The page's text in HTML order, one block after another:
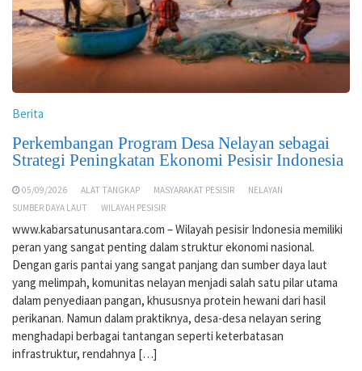
Berita
Perkembangan Program Desa Nelayan sebagai
Strategi Peningkatan Ekonomi Pesisir Indonesia
05/09/2026 ALAT TANGKAP MASYARAKAT PESISIR
NELAYAN
SUMBER DAYA LAUT
WILAYAH PESISIR
www.kabarsatunusantara.com – Wilayah pesisir Indonesia memiliki
peran yang sangat penting dalam struktur ekonomi nasional.
Dengan garis pantai yang sangat panjang dan sumber daya laut
yang melimpah, komunitas nelayan menjadi salah satu pilar utama
dalam penyediaan pangan, khususnya protein hewani dari hasil
perikanan. Namun dalam praktiknya, desa-desa nelayan sering
menghadapi berbagai tantangan seperti keterbatasan
infrastruktur, rendahnya […]